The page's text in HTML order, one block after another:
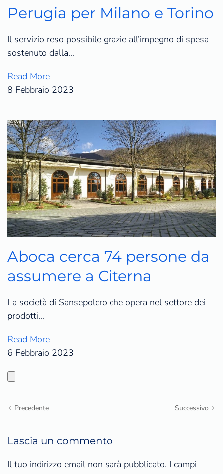
Perugia per Milano e Torino
Il servizio reso possibile grazie all’impegno di spesa
sostenuto dalla…
Read More
8 Febbraio 2023
Aboca cerca 74 persone da
assumere a Citerna
La società di Sansepolcro che opera nel settore dei
prodotti…
Read More
6 Febbraio 2023
Precedente Successivo
Lascia un commento
Il tuo indirizzo email non sarà pubblicato. I campi